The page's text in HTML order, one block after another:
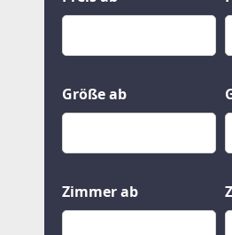
Grund und Boden
Kauf
Größe ab
Zimmer ab